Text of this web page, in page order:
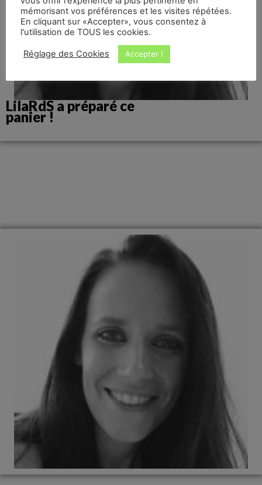
LilaRdS a préparé ce
panier !
mémorisant vos préférences et les visites répétées.
En cliquant sur «Accepter», vous consentez à
l'utilisation de TOUS les cookies.
Réglage des Cookies Accepter !